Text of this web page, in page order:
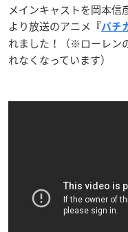
メインキャストを岡本信
より放送のアニメ
『バチ
れました！（※ローレン
れなくなっています）